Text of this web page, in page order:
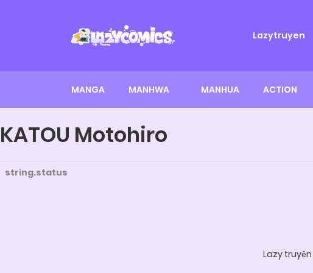
Lazytruyen
MANGA MANHWA MANHUA ACTION
KATOU Motohiro
string.status
Lazy truyện